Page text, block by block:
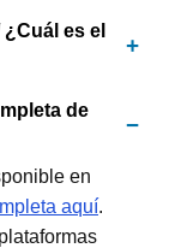
¿Cuál es el
de
en
aquí.